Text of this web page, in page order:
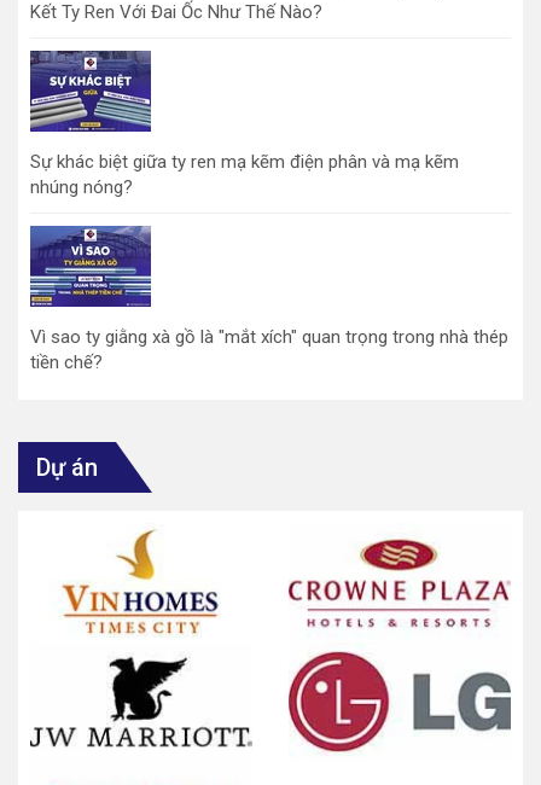
Kết Ty Ren Với Đai Ốc Như Thế Nào?
Sự khác biệt giữa ty ren mạ kẽm điện phân và mạ kẽm
nhúng nóng?
Vì sao ty giằng xà gồ là "mắt xích" quan trọng trong nhà thép
tiền chế?
Dự án